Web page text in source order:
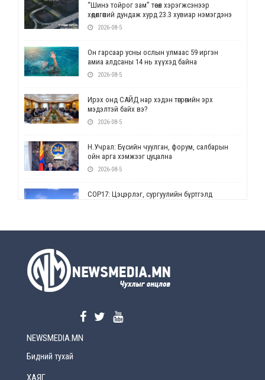
“Шинэ тойрог зам” төсөл хэрэгжсэнээр
хөдөлгөөний дундаж хурд 23.3 хувиар нэмэгдэнэ
2026-08-5
Он гарсаар усны ослын улмаас 59 иргэн
амиа алдсаны 14 нь хүүхэд байна
2026-08-5
Ирэх онд САЙД нар хэдэн төгрөгийн эрх
мэдэлтэй байх вэ?
2026-08-5
Н.Учрал: Бүсийн чуулган, форум, салбарын
ойн арга хэмжээг цуцална
2026-08-5
СОР17: Цэцэрлэг, сургуулийн бүртгэлд
2026-08-5
2026-08-5
NEWSMEDIA.MN
Бидний тухай
ХАЯГ